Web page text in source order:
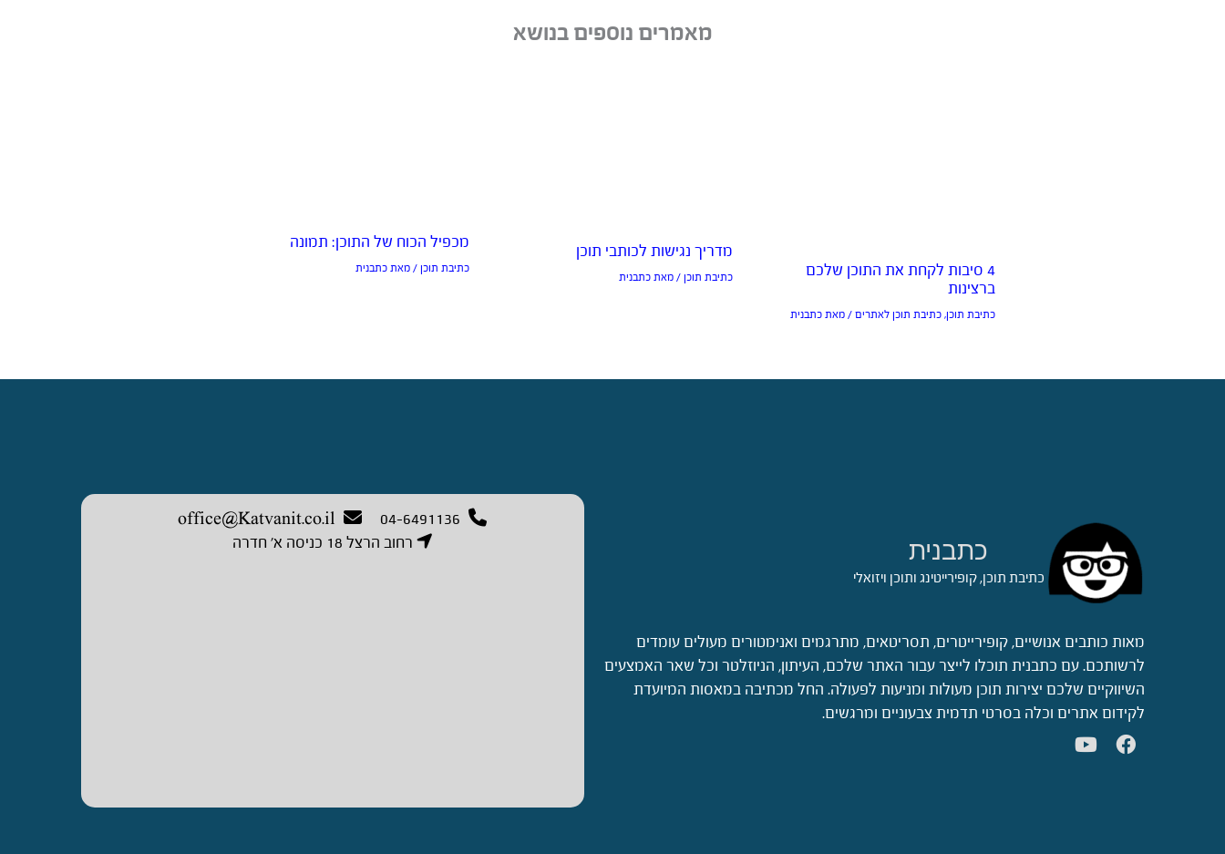
מאמרים נוספים בנושא
4 סיבות לקחת את התוכן שלכם
ברצינות
כתיבת תוכן, כתיבת תוכן לאתרים / מאת כתבנית
מדריך נגישות לכותבי תוכן
כתיבת תוכן / מאתכתבנית
מכפיל הכוח של התוכן: תמונה
כתיבת תוכן/ מאת כתבנית
כתבנית
כתיבת תוכן, קופירייטינג ותוכן ויזואלי
מאות כותבים אנושיים, קופירייטרים, תסריטאים, מתרגמים ואנימטורים מעולים עומדים
לרשותכם. עם כתבנית תוכלו לייצר עבור האתר שלכם, העיתון, הניוזלטר וכל שאר האמצעים
השיווקיים שלכם יצירות תוכן מעולות ומניעות לפעולה. החל מכתיבה במאסות המיועדת
לקידום אתרים וכלה בסרטי תדמית צבעוניים ומרגשים.
04-6491136
office@Katvanit.co.il
רחוב הרצל 18 כניסה א’ חדרה